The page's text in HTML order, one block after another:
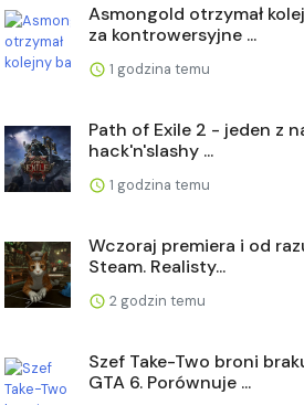
Asmongold otrzymał
za kontrowersyjne ...
1 godzina temu
Path of Exile 2 - jeden z
hack'n'slashy ...
1 godzina temu
Wczoraj premiera i od
Steam. Realisty...
2 godzin temu
Szef Take-Two broni
GTA 6. Porównuje ...